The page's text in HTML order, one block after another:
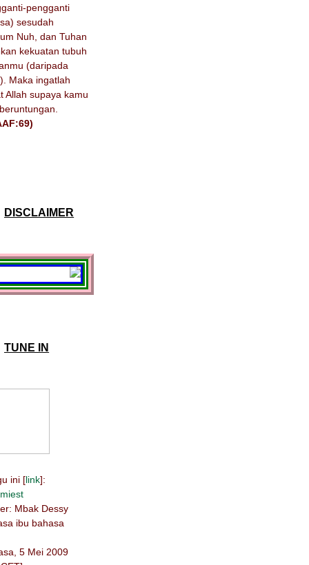
pengganti
sesudah
Nuh, dan Tuhan
kekuatan tubuh
(daripada
Maka ingatlah
Allah supaya kamu
DISCLAIMER
TUNE IN
ini [link]:
Mbak Dessy
ibu bahasa
5 Mei 2009